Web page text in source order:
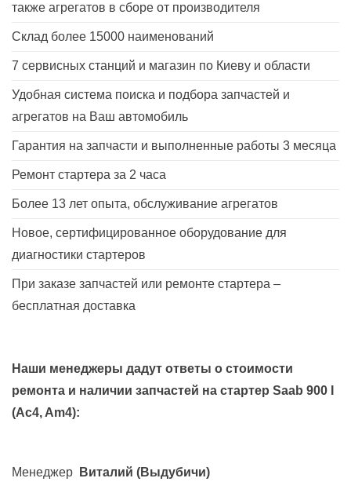
также агрегатов в сборе от производителя
Склад более 15000 наименований
7 сервисных станций и магазин по Киеву и области
Удобная система поиска и подбора запчастей и
агрегатов на Ваш автомобиль
Гарантия на запчасти и выполненные работы 3 месяца
Ремонт стартера за 2 часа
Более 13 лет опыта, обслуживание агрегатов
Новое, сертифицированное оборудование для
диагностики стартеров
При заказе запчастей или ремонте стартера –
бесплатная доставка
Наши менеджеры дадут ответы о стоимости
ремонта и наличии запчастей на стартер Saab 900 I
(Ac4, Am4):
Менеджер Виталий (Выдубичи)